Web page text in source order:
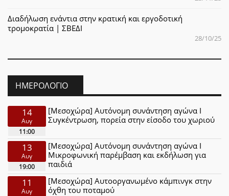
Διαδήλωση ενάντια στην κρατική και εργοδοτική
τρομοκρατία | ΣΒΕΔΙ
28/10/25
ΗΜΕΡΟΛΌΓΙΟ
14
Αυγ
11:00
[Μεσοχώρα] Αυτόνομη συνάντηση αγώνα Ι
Συγκέντρωση, πορεία στην είσοδο του χωριού
13
Αυγ
19:00
[Μεσοχώρα] Αυτόνομη συνάντηση αγώνα Ι
Μικροφωνική παρέμβαση και εκδήλωση για
παιδιά
11
Αυγ
[Μεσοχώρα] Αυτοοργανωμένο κάμπινγκ στην
όχθη του ποταμού